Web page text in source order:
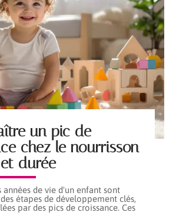
un pic de
chez le nourrisson
durée
années de vie d'un enfant sont
étapes de développement clés,
par des pics de croissance. Ces